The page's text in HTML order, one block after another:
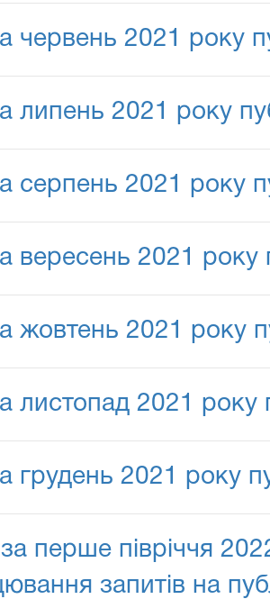
червень 2021 року
липень 2021 року
серпень 2021 року
вересень 2021 року
жовтень 2021 року
листопад 2021 року
грудень 2021 року
за перше півріччя
запитів на